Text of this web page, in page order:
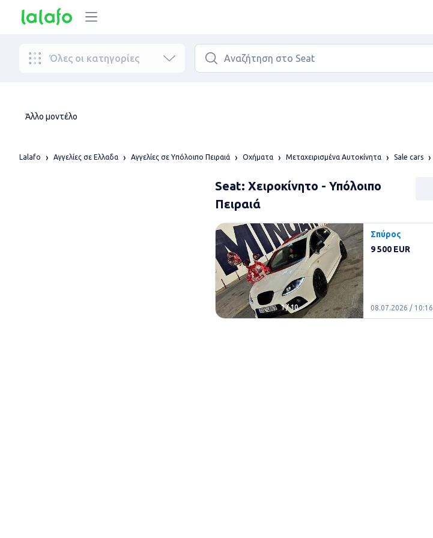
Όλες οι κατηγορίες
Άλλο μοντέλο
Lalafo Αγγελίες σε Ελλαδα Αγγελίες σε Υπόλοιπο Πειραιά Οχήματα Μεταχειρισμένα Αυτοκίνητα Sale cars
Seat: Χειροκίνητο - Υπόλοιπο
Πειραιά
1/10
Σπύρος
9 500 EUR
08.07.2026 / 10:16